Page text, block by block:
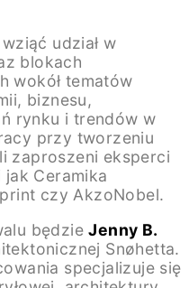
udział w
blokach
wokół tematów
biznesu,
rynku i trendów w
przy tworzeniu
zaproszeni eksperci
Ceramika
czy AkzoNobel.
będzieJenny B.
Snøhetta.
specjalizuje się